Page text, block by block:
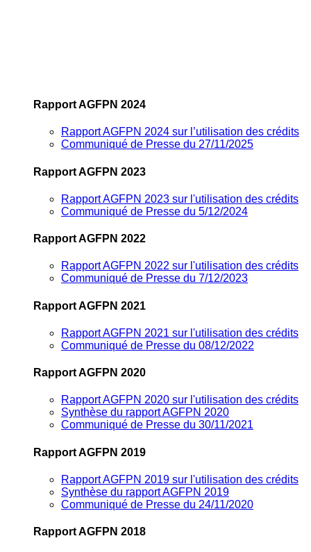
Rapport AGFPN 2024
Rapport AGFPN 2024 sur l’utilisation des crédits
Communiqué de Presse du 27/11/2025
Rapport AGFPN 2023
Rapport AGFPN 2023 sur l'utilisation des crédits
Communiqué de Presse du 5/12/2024
Rapport AGFPN 2022
Rapport AGFPN 2022 sur l'utilisation des crédits
Communiqué de Presse du 7/12/2023
Rapport AGFPN 2021
Rapport AGFPN 2021 sur l'utilisation des crédits
Communiqué de Presse du 08/12/2022
Rapport AGFPN 2020
Rapport AGFPN 2020 sur l'utilisation des crédits
Synthèse du rapport AGFPN 2020
Communiqué de Presse du 30/11/2021
Rapport AGFPN 2019
Rapport AGFPN 2019 sur l'utilisation des crédits
Synthèse du rapport AGFPN 2019
Communiqué de Presse du 24/11/2020
Rapport AGFPN 2018